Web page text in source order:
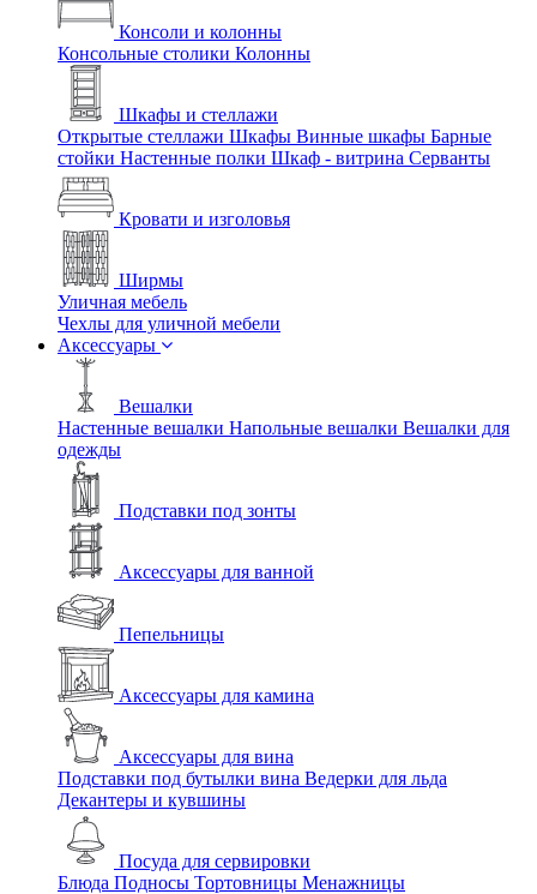
Консоли и колонны
Консольные столики Колонны
Шкафы и стеллажи
Открытые стеллажи Шкафы Винные шкафы Барные
стойки Настенные полки Шкаф - витрина Серванты
Кровати и изголовья
Ширмы
Уличная мебель
Чехлы для уличной мебели
Аксессуары
Вешалки
Настенные вешалки Напольные вешалки Вешалки для
одежды
Подставки под зонты
Аксессуары для ванной
Пепельницы
Аксессуары для камина
Аксессуары для вина
Подставки под бутылки вина Ведерки для льда
Декантеры и кувшины
Посуда для сервировки
Блюда Подносы Тортовницы Менажницы